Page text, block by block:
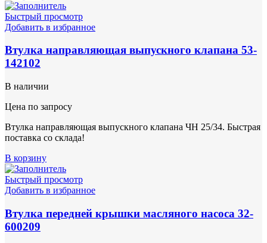
Быстрый просмотр
Добавить в избранное
Втулка направляющая выпускного клапана 53-
142102
В наличии
Цена по запросу
Втулка направляющая выпускного клапана ЧН 25/34. Быстрая
поставка со склада!
В корзину
Быстрый просмотр
Добавить в избранное
Втулка передней крышки масляного насоса 32-
600209